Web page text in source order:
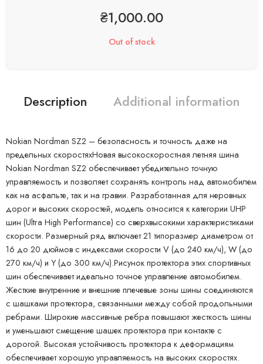
₴1,000.00
Out of stock
Description Additional information
Nokian Nordman SZ2 – безопасность и точность даже на
предельных скоростяхНовая высокоскоростная летняя шина
Nokian Nordman SZ2 обеспечивает убедительно точную
управляемость и позволяет сохранять контроль над автомобилем
как на асфальте, так и на гравии. Разработанная для неровных
дорог и высоких скоростей, модель относится к категории UHP
шин (Ultra High Performance) со сверхвысокими характеристиками
скорости. Размерный ряд включает 21 типоразмер диаметром от
16 до 20 дюймов с индексами скорости V (до 240 км/ч), W (до
270 км/ч) и Y (до 300 км/ч).Рисунок протектора этих спортивных
шин обеспечивает идеально точное управление автомобилем.
Жесткие внутренние и внешние плечевые зоны шины соединяются
с шашками протектора, связанными между собой продольными
ребрами. Широкие массивные ребра повышают жесткость шины
и уменьшают смещение шашек протектора при контакте с
дорогой. Высокая устойчивость протектора к деформациям
обеспечивает хорошую управляемость на высоких скоростях.